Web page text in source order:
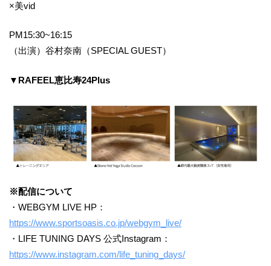
×美vid
PM15:30~16:15
（出演）谷村奈南（SPECIAL GUEST）
▼RAFEEL恵比寿24Plus
※配信について
・WEBGYM LIVE HP：
https://www.sportsoasis.co.jp/webgym_live/
・LIFE TUNING DAYS 公式Instagram：
https://www.instagram.com/life_tuning_days/